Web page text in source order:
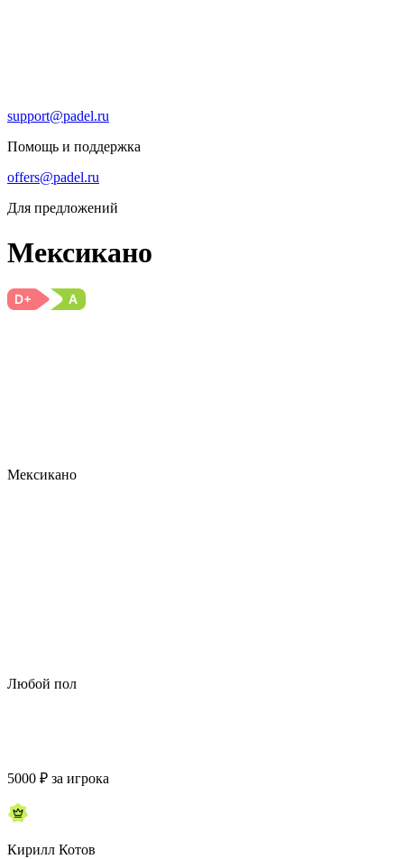
support@padel.ru
Помощь и поддержка
offers@padel.ru
Для предложений
Мексикано
Мексикано
Любой пол
5000 ₽ за игрока
Кирилл Котов